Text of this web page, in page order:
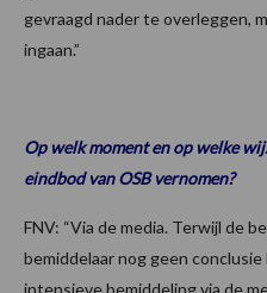
gevraagd nader te overleggen,
ingaan.”
Op welk moment en op welke
eindbod van OSB vernomen?
FNV: “Via de media. Terwijl de
bemiddelaar nog geen